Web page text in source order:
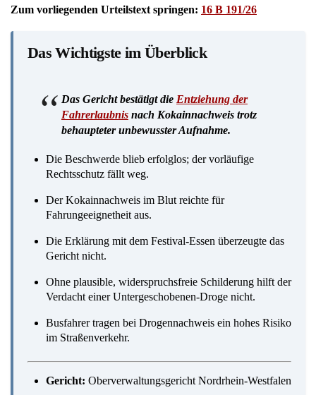
Zum vorliegenden Urteilstext springen: 16 B 191/26
Das Wichtigste im Überblick
Das Gericht bestätigt die Entziehung der
Fahrerlaubnis nach Kokainnachweis trotz
behaupteter unbewusster Aufnahme.
Die Beschwerde blieb erfolglos; der vorläufige
Rechtsschutz fällt weg.
Der Kokainnachweis im Blut reichte für
Fahrungeeignetheit aus.
Die Erklärung mit dem Festival-Essen überzeugte das
Gericht nicht.
Ohne plausible, widerspruchsfreie Schilderung hilft der
Verdacht einer Untergeschobenen-Droge nicht.
Busfahrer tragen bei Drogennachweis ein hohes Risiko
im Straßenverkehr.
Gericht: Oberverwaltungsgericht Nordrhein-Westfalen